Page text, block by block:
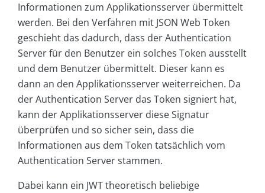
Informationen zum Applikationsserver übermittelt
werden. Bei den Verfahren mit JSON Web Token
geschieht das dadurch, dass der Authentication
Server für den Benutzer ein solches Token ausstellt
und dem Benutzer übermittelt. Dieser kann es
dann an den Applikationsserver weiterreichen. Da
der Authentication Server das Token signiert hat,
kann der Applikationsserver diese Signatur
überprüfen und so sicher sein, dass die
Informationen aus dem Token tatsächlich vom
Authentication Server stammen.
Dabei kann ein JWT theoretisch beliebige